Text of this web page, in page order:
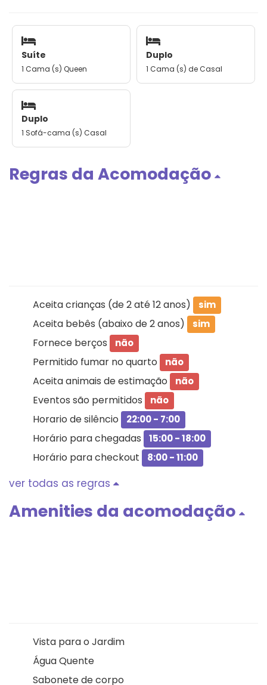
Suíte
1 Cama (s) Queen
Duplo
1 Cama (s) de Casal
Duplo
1 Sofá-cama (s) Casal
Regras da Acomodação
Aceita crianças (de 2 até 12 anos) sim
Aceita bebês (abaixo de 2 anos) sim
Fornece berços não
Permitido fumar no quarto não
Aceita animais de estimação não
Eventos são permitidos não
Horario de silêncio 22:00 - 7:00
Horário para chegadas 15:00 - 18:00
Horário para checkout 8:00 - 11:00
ver todas as regras
Amenities da acomodação
Vista para o Jardim
Água Quente
Sabonete de corpo